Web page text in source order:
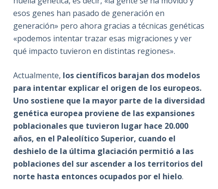
esos genes han pasado de generación en
generación» pero ahora gracias a técnicas genéticas
«podemos intentar trazar esas migraciones y ver
qué impacto tuvieron en distintas regiones».
Actualmente, los científicos barajan dos modelos
para intentar explicar el origen de los europeos.
Uno sostiene que la mayor parte de la diversidad
genética europea proviene de las expansiones
poblacionales que tuvieron lugar hace 20.000
años, en el Paleolítico Superior, cuando el
deshielo de la última glaciación permitió a las
poblaciones del sur ascender a los territorios del
norte hasta entonces ocupados por el hielo.